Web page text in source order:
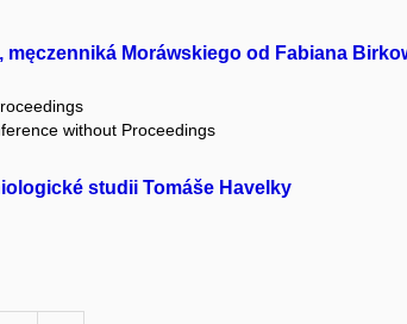
męczenniká Moráwskiego od Fabiana
without Proceedings
studii Tomáše Havelky